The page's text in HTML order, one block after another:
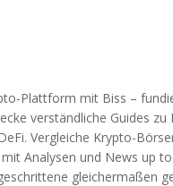
Plattform mit Biss –
verständliche Guides zu
Vergleiche Krypto-
Analysen und News up
gleichermaßen